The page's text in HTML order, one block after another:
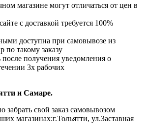
магазине могут отличаться от цен в
с доставкой требуется 100%
доступна при самовывозе из
по такому заказу
после получения уведомления о
3х рабочих
и Самаре.
забрать свой заказ самовывозом
магазинах:г.Тольятти, ул.Заставная